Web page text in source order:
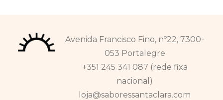
Avenida Francisco Fino, nº22, 7300-
053 Portalegre
+351 245 341 087 (rede fixa
nacional)
loja@saboressantaclara.com